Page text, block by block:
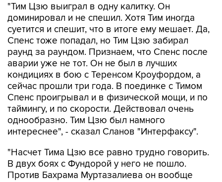
"Тим Цзю выиграл в одну калитку. Он
доминировал и не спешил. Хотя Тим иногда
суетится и спешит, что в итоге ему мешает. Да,
Спенс тоже попадал, но Тим Цзю забирал
раунд за раундом. Признаем, что Спенс после
аварии уже не тот. Он не был в лучших
кондициях в бою с Теренсом Кроуфордом, а
сейчас прошли три года. В поединке с Тимом
Спенс проигрывал и в физической мощи, и по
таймингу, и по скорости. Действовал очень
однообразно. Тим Цзю был намного
интереснее", - сказал Сланов "Интерфаксу".
"Насчет Тима Цзю все равно трудно говорить.
В двух боях с Фундорой у него не пошло.
Против Бахрама Муртазалиева он вообще